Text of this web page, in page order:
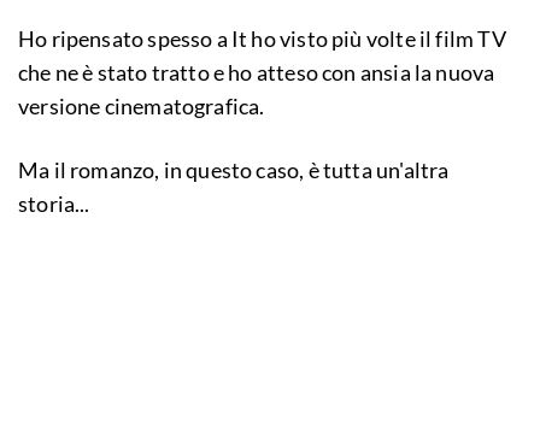
Ho ripensato spesso a It ho visto più volte il film TV
che ne è stato tratto e ho atteso con ansia la nuova
versione cinematografica.
Ma il romanzo, in questo caso, è tutta un'altra
storia...